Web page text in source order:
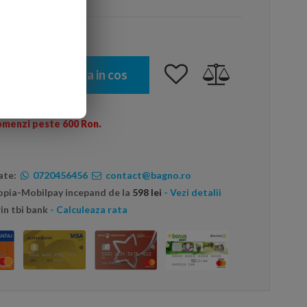
Adauga in cos
peste 600 Ron.
0720456456
contact@bagno.ro
Mobilpay incepand de la 598 lei - Vezi detalii
tbi bank - Calculeaza rata